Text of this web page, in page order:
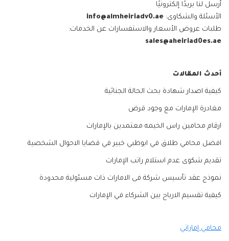
أرسل لنا بريدًا إلكترونيًا
الأسئلة والشكاوى: info@almheiriadv0.ae
طلبات عروض الأسعار والاستفسارات عن الخدمات:
sales@aheiriad0es.ae
أحدث المقالات
كيفية اصدار شهادة بحث الحالة الجنائية
مغادرة الإمارات مع وجود قرض
ارقام محامين راس الخيمه معتمدين بالإمارات
افضل محامي طلاق في ابوظبي خبير في قضايا الاحوال الشخصية
تقديم شكوى عدم استلام راتب الإمارات
نموذج عقد تأسيس شركة فى الامارات ذات مسئولية محدودة
كيفية تقسيم الارباح بين الشركاء في الإمارات
محامي إماراتي